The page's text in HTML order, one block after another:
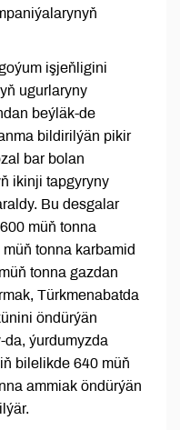
işjeňligini
ugurlaryny
beýläk-de
bildirilýän pikir
bar bolan
ikinji tapgyryny
Bu desgalar
müň tonna
tonna karbamid
tonna gazdan
Türkmenabatda
öndürýän
ýurdumyzda
bilelikde 640 müň
ammiak öndürýän